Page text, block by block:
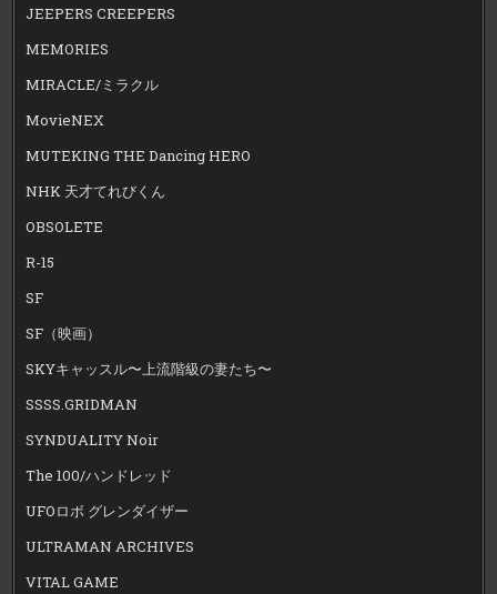
JEEPERS CREEPERS
MEMORIES
MIRACLE/ミラクル
MovieNEX
MUTEKING THE Dancing HERO
NHK 天才てれびくん
OBSOLETE
R-15
SF
SF（映画）
SKYキャッスル〜上流階級の妻たち〜
SSSS.GRIDMAN
SYNDUALITY Noir
The 100/ハンドレッド
UFOロボ グレンダイザー
ULTRAMAN ARCHIVES
VITAL GAME